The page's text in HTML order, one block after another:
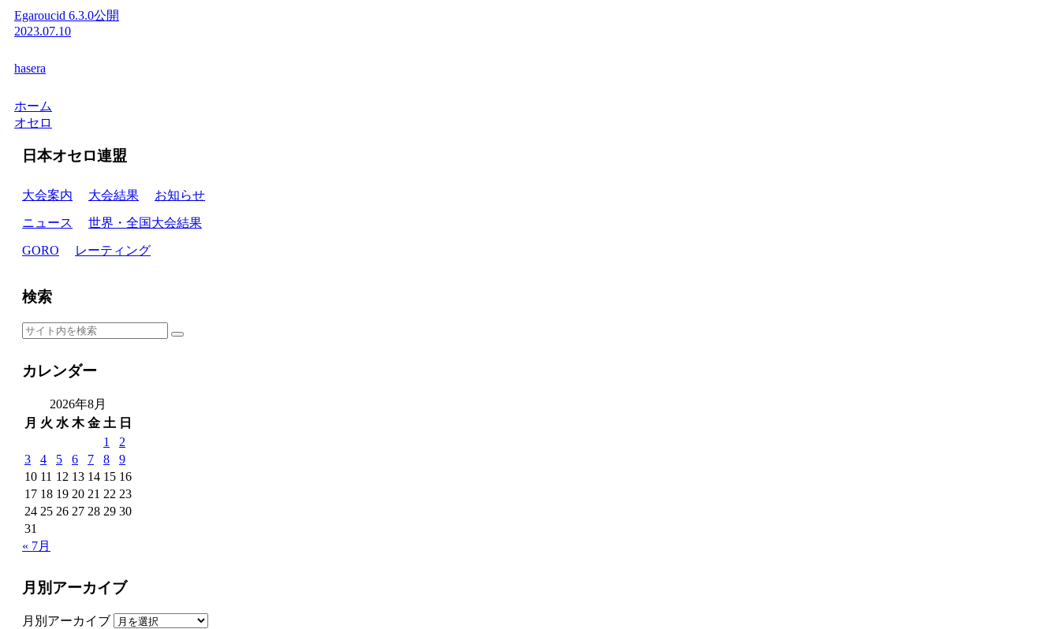
Egaroucid 6.3.0公開
2023.07.10
hasera
ホーム
オセロ
日本オセロ連盟
大会案内 大会結果 お知らせ
ニュース 世界・全国大会結果
GORO レーティング
検索
カレンダー
2026年8月
月 火 水 木 金 土 日
1
2
3
4 5 6 7 8
9
10 11 12 13 14 15 16
17 18 19 20 21 22 23
24 25 26 27 28 29 30
31
« 7月
月別アーカイブ
月別アーカイブ